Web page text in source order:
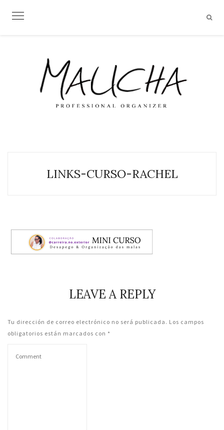
LINKS-CURSO-RACHEL
LEAVE A REPLY
Tu dirección de correo electrónico no será publicada. Los campos
obligatorios están marcados con *